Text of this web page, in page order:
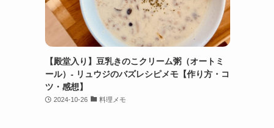
【殿堂入り】豆乳きのこクリーム粥（オートミ
ール）- リュウジのバズレシピメモ【作り方・コ
ツ・感想】
2024-10-26 料理メモ